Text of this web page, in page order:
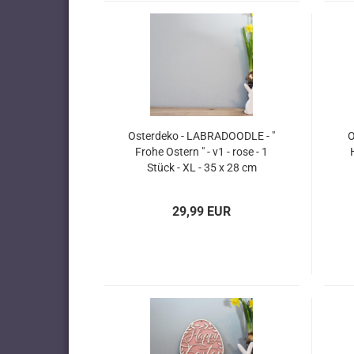
Osterdeko - LABRADOODLE - "
Frohe Ostern " - v1 - rose - 1
Stück - XL - 35 x 28 cm
29,99 EUR